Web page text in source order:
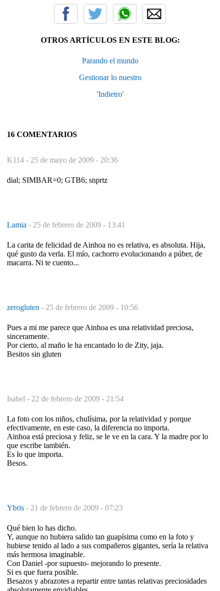
OTROS ARTÍCULOS EN ESTE BLOG:
Parando el mundo
Gestionar lo nuestro
'Indietro'
16 COMENTARIOS
K114 - 25 de mayo de 2009 - 20:36
dial; SIMBAR=0; GTB6; snprtz
Lamia - 25 de febrero de 2009 - 13:41
La carita de felicidad de Ainhoa no es relativa, es absoluta. Hija,
qué gusto da verla. El mío, cachorro evolucionando a púber, de
macarra. Ni te cuento...
zerogluten - 25 de febrero de 2009 - 10:56
Pues a mi me parece que Ainhoa es una relatividad preciosa,
sinceramente.
Por cierto, al maño le ha encantado lo de Zity, jaja.
Besitos sin gluten
Isabel - 22 de febrero de 2009 - 21:54
La foto con los niños, chulísima, por la relatividad y porque
efectivamente, en este caso, la diferencia no importa.
Ainhoa está preciosa y feliz, se le ve en la cara. Y la madre por lo
que escribe también.
Es lo que importa.
Besos.
Ybris - 21 de febrero de 2009 - 07:23
Qué bien lo has dicho.
Y, aunque no hubiera salido tan guapísima como en la foto y
hubiese tenido al lado a sus compañeros gigantes, sería la relativa
más hermosa imaginable.
Con Daniel -por supuesto- mejorando lo presente.
Si es que fuera posible.
Besazos y abrazotes a repartir entre tantas relativas preciosidades